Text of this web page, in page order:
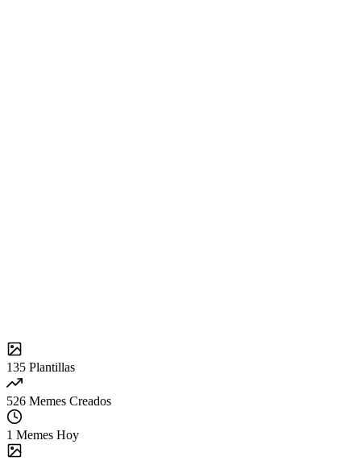
135 Plantillas
526 Memes Creados
1 Memes Hoy